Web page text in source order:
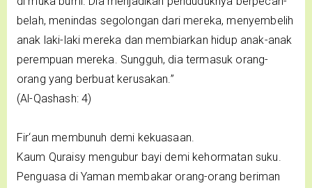
belah, menindas segolongan dari mereka, menyembelih
anak laki-laki mereka dan membiarkan hidup anak-anak
perempuan mereka. Sungguh, dia termasuk orang-
orang yang berbuat kerusakan.”
(Al-Qashash: 4)
Fir‘aun membunuh demi kekuasaan.
Kaum Quraisy mengubur bayi demi kehormatan suku.
Penguasa di Yaman membakar orang-orang beriman